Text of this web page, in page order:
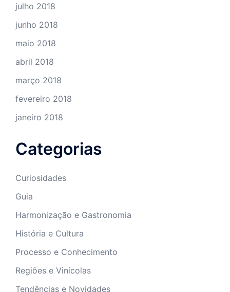
julho 2018
junho 2018
maio 2018
abril 2018
março 2018
fevereiro 2018
janeiro 2018
Categorias
Curiosidades
Guia
Harmonização e Gastronomia
História e Cultura
Processo e Conhecimento
Regiões e Vinícolas
Tendências e Novidades